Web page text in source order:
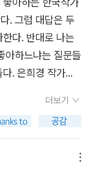
오는 삶의 시간들,
는 것일지도 모
은, 달짝지근하고 맛있다.
랑 1권 뿐이지만
져들게 했던 은희
을 남겼던 묘한 분
[위저드 베이커
때문에라도 무거
부탁해] 양심에 부
시나 구매했던
. 그럼 대답은 두
다. 반대로 나는
아하느냐는 질문들
. 은희경 작가를
우리집 강아지가
우리 식구들뿐
가 대문 밖을 나가
서 돌아왔다. 피
더보기